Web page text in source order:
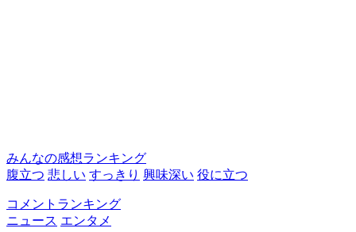
みんなの感想ランキング
腹立つ 悲しい すっきり 興味深い 役に立つ
コメントランキング
ニュース エンタメ